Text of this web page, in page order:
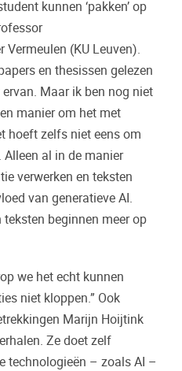
kunnen ‘pakken’ op
Vermeulen (KU Leuven).
en thesissen gelezen
Maar ik ben nog niet
manier om het met
hoeft zelfs niet eens om
Alleen al in de manier
verwerken en teksten
van generatieve AI.
beginnen meer op
we het echt kunnen
niet kloppen.” Ook
Marijn Hoijtink
Ze doet zelf
technologieën – zoals AI –